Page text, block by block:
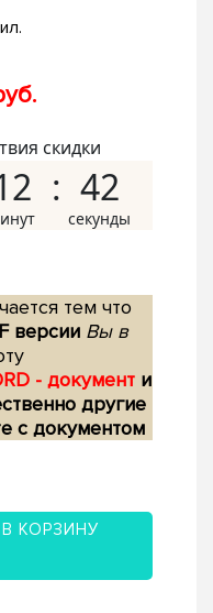
скидки
41
тем что
версии Вы в
- документ и
другие
с документом
КОРЗИНУ